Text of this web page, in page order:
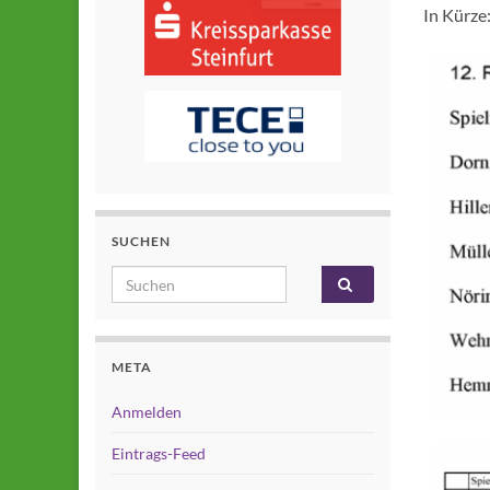
In Kürze:
SUCHEN
Search for:
META
Anmelden
Eintrags-Feed